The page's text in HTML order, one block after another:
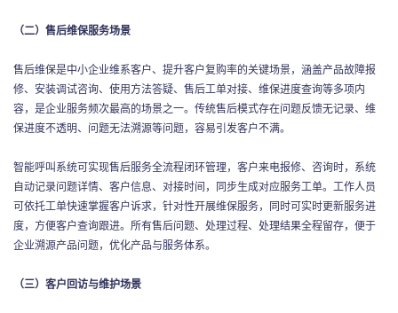
（二）售后维保服务场景
售后维保是中小企业维系客户、提升客户复购率的关键场景，涵盖产品故障报
修、安装调试咨询、使用方法答疑、售后工单对接、维保进度查询等多项内
容，是企业服务频次最高的场景之一。传统售后模式存在问题反馈无记录、维
保进度不透明、问题无法溯源等问题，容易引发客户不满。
智能呼叫系统可实现售后服务全流程闭环管理，客户来电报修、咨询时，系统
自动记录问题详情、客户信息、对接时间，同步生成对应服务工单。工作人员
可依托工单快速掌握客户诉求，针对性开展维保服务，同时可实时更新服务进
度，方便客户查询跟进。所有售后问题、处理过程、处理结果全程留存，便于
企业溯源产品问题，优化产品与服务体系。
（三）客户回访与维护场景